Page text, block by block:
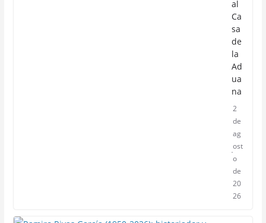
al
Ca
sa
de
la
Ad
ua
na
2
de
ag
ost
o
de
20
26